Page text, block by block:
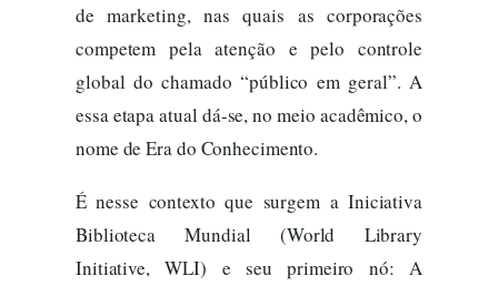
de marketing, nas quais as corporações
competem pela atenção e pelo controle
global do chamado “público em geral”. A
essa etapa atual dá-se, no meio acadêmico, o
nome de Era do Conhecimento.
É nesse contexto que surgem a Iniciativa
Biblioteca Mundial (World Library
Initiative, WLI) e seu primeiro nó: A